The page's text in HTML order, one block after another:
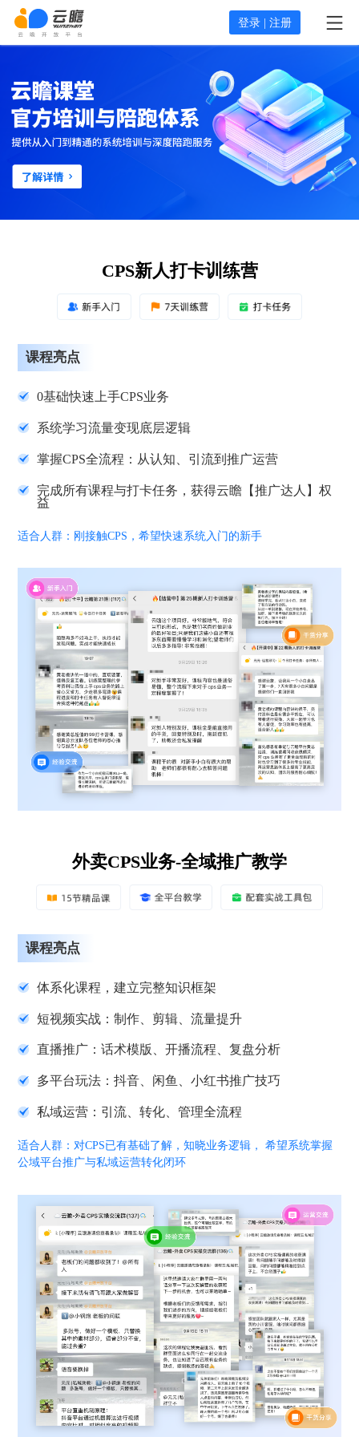
登录 | 注册
CPS新人打卡训练营
课程亮点
0基础快速上手CPS业务
系统学习流量变现底层逻辑
掌握CPS全流程：从认知、引流到推广运营
完成所有课程与打卡任务，获得云瞻【推广达人】权
益
适合人群：刚接触CPS，希望快速系统入门的新手
外卖CPS业务-全域推广教学
课程亮点
体系化课程，建立完整知识框架
短视频实战：制作、剪辑、流量提升
直播推广：话术模版、开播流程、复盘分析
多平台玩法：抖音、闲鱼、小红书推广技巧
私域运营：引流、转化、管理全流程
适合人群：对CPS已有基础了解，知晓业务逻辑， 希望系统掌握
公域平台推广与私域运营转化闭环